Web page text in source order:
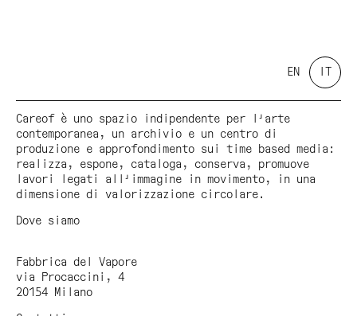
EN
Careof è uno spazio indipendente per l'arte
contemporanea, un archivio e un centro di
produzione e approfondimento sui time based media:
realizza, espone, cataloga, conserva, promuove
lavori legati all'immagine in movimento, in una
dimensione di valorizzazione circolare.
Dove siamo
Fabbrica del Vapore
via Procaccini, 4
20154 Milano